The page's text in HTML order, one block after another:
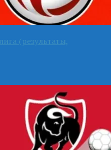
(результаты,